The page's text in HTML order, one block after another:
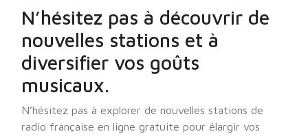
N’hésitez pas à découvrir de
nouvelles stations et à
diversifier vos goûts
musicaux.
N’hésitez pas à explorer de nouvelles stations de
radio française en ligne gratuite pour élargir vos